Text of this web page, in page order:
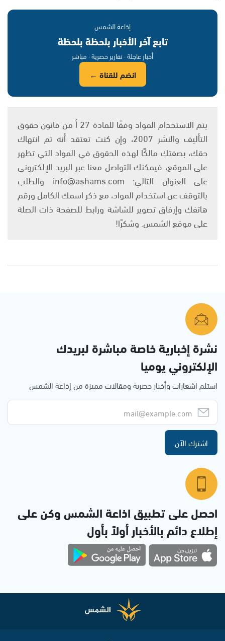
إذاعة الشمس
تابع آخر الأخبار بلحظة بلحظة
أخبار عاجلة · تقارير حصرية · مباشر
انضم للقناة ←
يتم الاستخدام المواد وفقًا للمادة 27 أ من قانون حقوق
التأليف والنشر 2007، وإن كنت تعتقد أنه تم انتهاك
حقك، بصفتك مالكًا لهذه الحقوق في المواد التي تظهر
على الموقع، فيمكنك التواصل معنا عبر البريد الإلكتروني
على العنوان التالي: info@ashams.com والطلب
بالتوقف عن استخدام المواد، مع ذكر اسمك الكامل ورقم
هاتفك وإرفاق تصوير للشاشة ورابط للصفحة ذات الصلة
على موقع الشمس. وشكرًا!
نشرة إخبارية خاصة مباشرة لبريدك
الإلكتروني يوميا
استلم اشعارات وأخبار حصرية ومقالات مميزة من إذاعة الشمس
اشترك الآن
احصل على تطبيق اذاعة الشمس وكن على
إطلاع دائم بالأخبار أولاً بأول